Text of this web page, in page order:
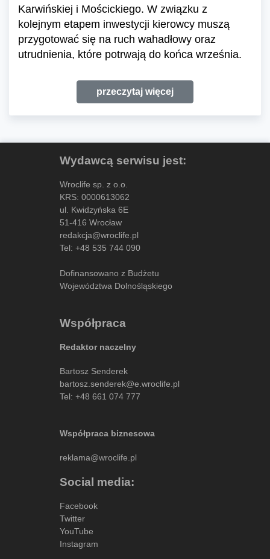
Karwińskiej i Mościckiego. W związku z
kolejnym etapem inwestycji kierowcy muszą
przygotować się na ruch wahadłowy oraz
utrudnienia, które potrwają do końca września.
przeczytaj więcej
Wydawcą serwisu jest:
Wroclife sp. z o.o.
KRS: 0000613062
ul. Kwidzyńska 6E
51-416 Wrocław
redakcja@wroclife.pl
Tel: +48 535 744 090
Dofinansowano z Budżetu
Województwa Dolnośląskiego
Współpraca
Redaktor naczelny
Bartosz Senderek
bartosz.senderek@e.wroclife.pl
Tel: +48 661 074 777
Współpraca biznesowa
reklama@wroclife.pl
Social media:
Facebook
Twitter
YouTube
Instagram